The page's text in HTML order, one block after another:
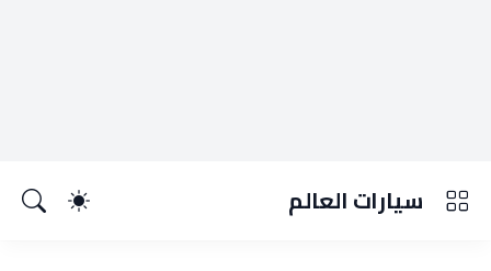
سيارات العالم